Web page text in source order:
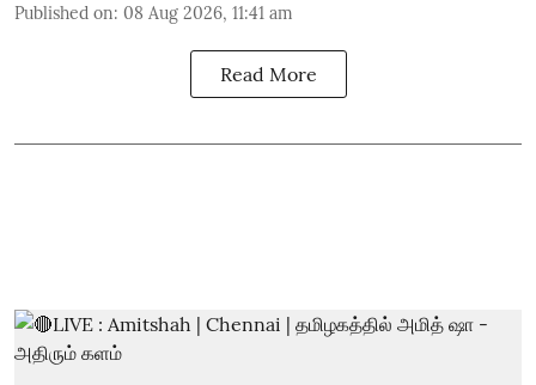
Published on: 08 Aug 2026, 11:41 am
Read More